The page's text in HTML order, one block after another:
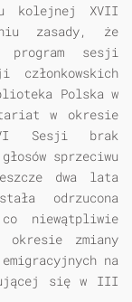
kolejnej XVII
zasady, że
program sesji
Polska w
w okresie
Sesji brak
sprzeciwu
dwa lata
odrzucona
co niewątpliwie
zmiany
na
się w III